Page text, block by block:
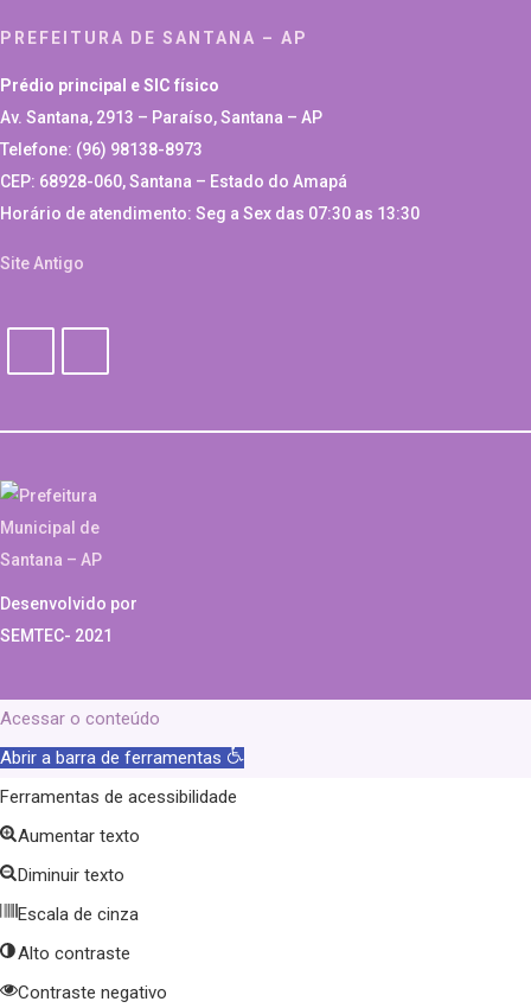
PREFEITURA DE SANTANA – AP
Prédio principal e SIC físico
Av. Santana, 2913 – Paraíso, Santana – AP
Telefone: (96) 98138-8973
CEP: 68928-060, Santana – Estado do Amapá
Horário de atendimento: Seg a Sex das 07:30 as 13:30
Site Antigo
Desenvolvido por
SEMTEC- 2021
Acessar o conteúdo
Abrir a barra de ferramentas
Ferramentas de acessibilidade
Aumentar texto
Diminuir texto
Escala de cinza
Alto contraste
Contraste negativo